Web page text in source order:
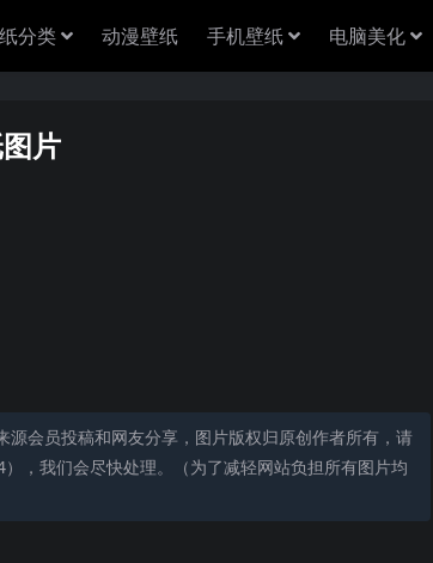
分类 动漫壁纸 手机壁纸 电脑美化
片
会员投稿和网友分享，图片版权归原创作者所有，请
，我们会尽快处理。（为了减轻网站负担所有图片均